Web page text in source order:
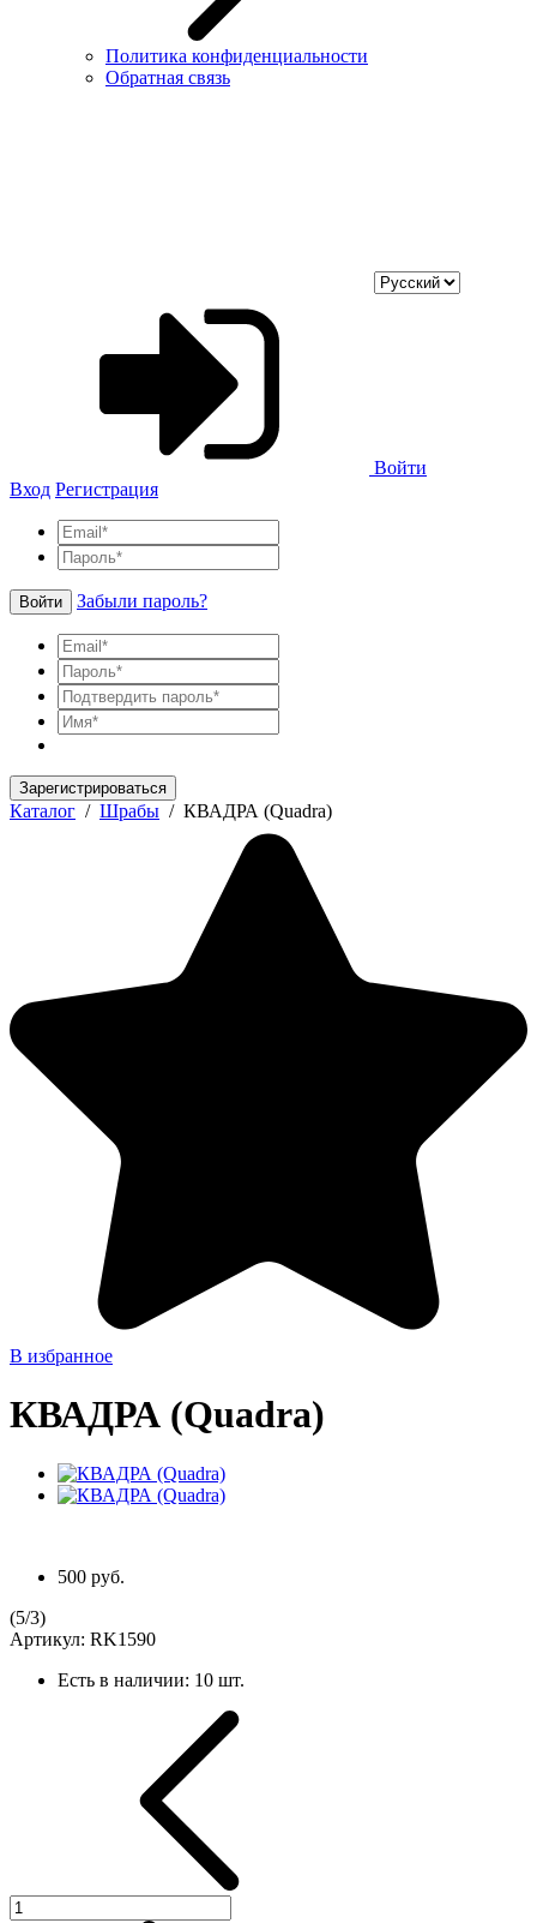
Политика конфиденциальности
Обратная связь
Войти
Вход Регистрация
Войти Забыли пароль?
Зарегистрироваться
Каталог / Шрабы / КВАДРА (Quadra)
В избранное
КВАДРА (Quadra)
500 руб.
(5/3)
Артикул: RK1590
Есть в наличии: 10 шт.